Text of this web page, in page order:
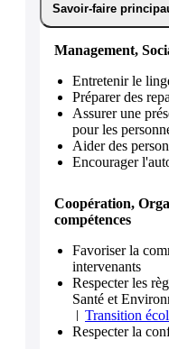
Savoir-faire
Management,
Entretenir le
Préparer des
Assurer une
pour les
Aider des
Encourager
Coopération,
compétences
Favoriser la
intervenants
Respecter les
Santé et
Transition
Respecter la